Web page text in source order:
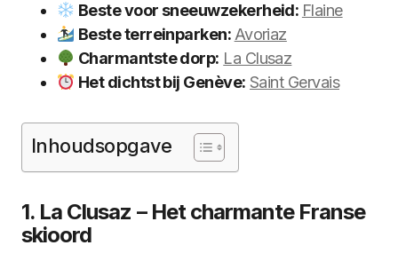
Beste voor sneeuwzekerheid: Flaine
Beste terreinparken: Avoriaz
Charmantste dorp: La Clusaz
Het dichtst bij Genève: Saint Gervais
Inhoudsopgave
1. La Clusaz – Het charmante Franse
skioord